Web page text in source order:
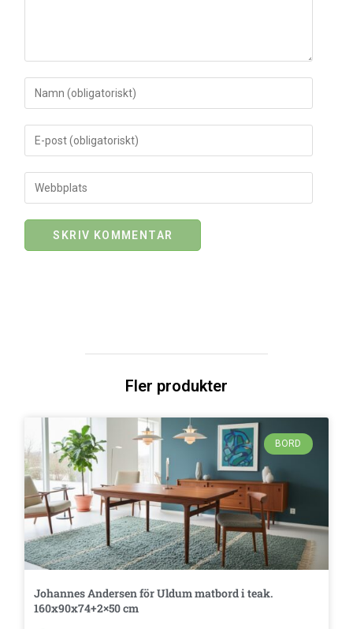
Fler produkter
BORD
Johannes Andersen för Uldum matbord i teak.
160x90x74+2×50 cm